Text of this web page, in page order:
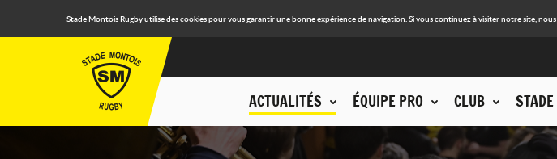
Stade Montois Rugby utilise des cookies pour vous garantir une bonne expérience de navigation. Si vous continuez à visiter notre site,
ACTUALITÉS ÉQUIPE PRO CLUB STADE